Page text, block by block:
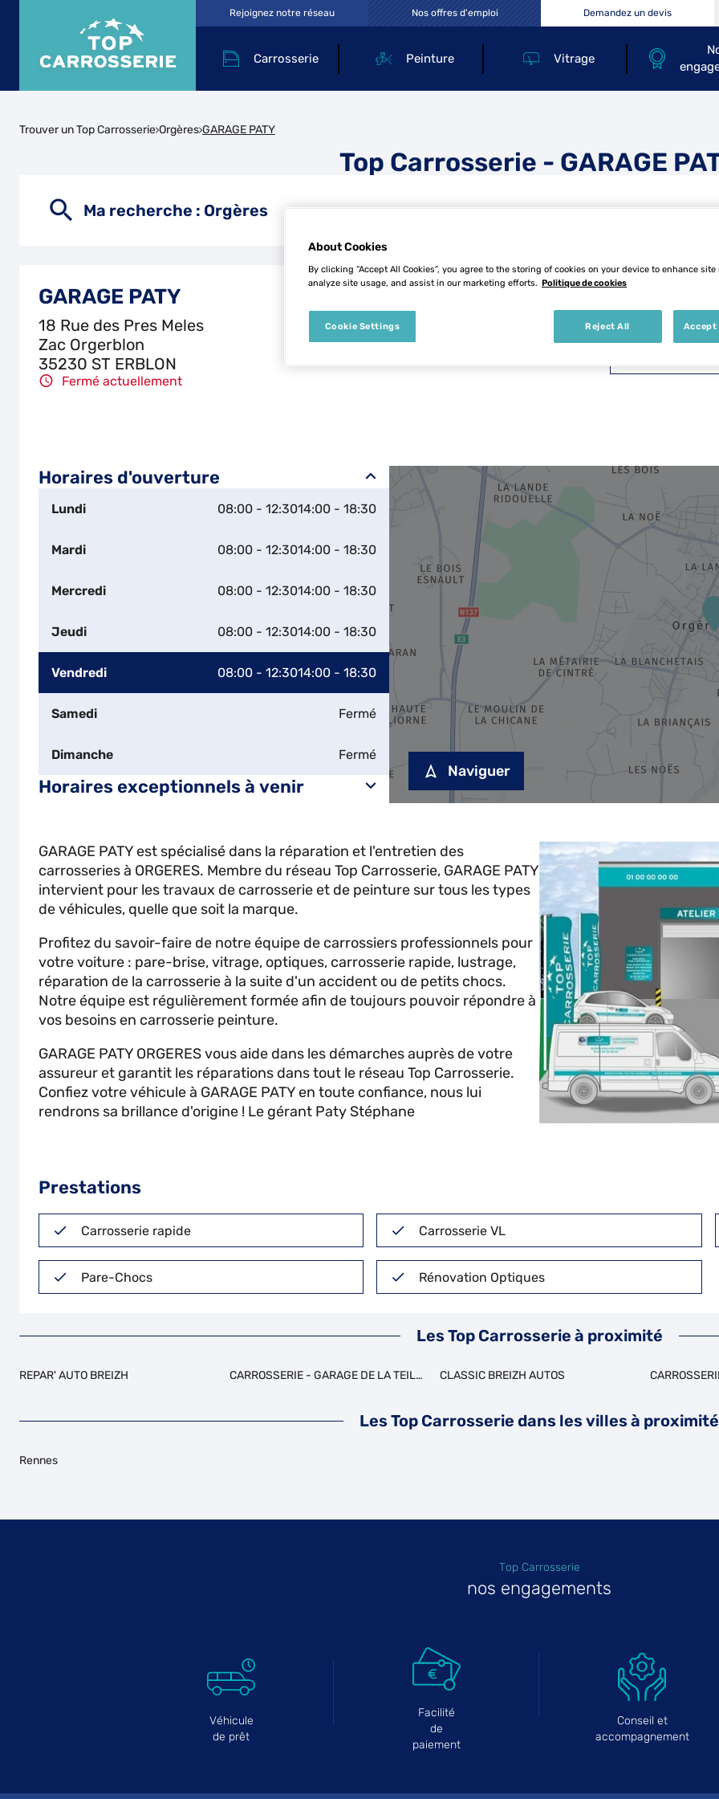
Carrosserie Peinture Vitrage
Rejoignez notre réseau Nos offres d'emploi Demandez un devis
Trouver un Top Carrosserie Orgères GARAGE PATY
Top Carrosserie - GARAGE
Ma recherche : Orgères
GARAGE PATY
18 Rue des Pres Meles
Zac Orgerblon
35230 ST ERBLON
Fermé actuellement
Horaires d'ouverture
Lundi 08:00 - 12:3014:00 - 18:30
Mardi 08:00 - 12:3014:00 - 18:30
Mercredi 08:00 - 12:3014:00 - 18:30
Jeudi 08:00 - 12:3014:00 - 18:30
Vendredi 08:00 - 12:3014:00 - 18:30
Samedi Fermé
Dimanche Fermé
Horaires exceptionnels à venir
Naviguer
GARAGE PATY est spécialisé dans la réparation et l'entretien des
carrosseries à ORGERES. Membre du réseau Top Carrosserie, GARAGE PATY
intervient pour les travaux de carrosserie et de peinture sur tous les types
de véhicules, quelle que soit la marque.
Profitez du savoir-faire de notre équipe de carrossiers professionnels pour
votre voiture : pare-brise, vitrage, optiques, carrosserie rapide, lustrage,
réparation de la carrosserie à la suite d'un accident ou de petits chocs.
Notre équipe est régulièrement formée afin de toujours pouvoir répondre à
vos besoins en carrosserie peinture.
GARAGE PATY ORGERES vous aide dans les démarches auprès de votre
assureur et garantit les réparations dans tout le réseau Top Carrosserie.
Confiez votre véhicule à GARAGE PATY en toute confiance, nous lui
rendrons sa brillance d'origine ! Le gérant Paty Stéphane
Prestations
Carrosserie rapide Carrosserie VL
Pare-Chocs Rénovation Optiques
Les Top Carrosserie à proximité
REPAR' AUTO BREIZH CARROSSERIE - GARAGE DE LA TEILLAIS CLASSIC BREIZH AUTOS
Les Top Carrosserie dans les villes à proximité
Rennes
Top Carrosserie
nos engagements
Véhicule
de prêt
Facilité
de
paiement
Conseil et
accompagnement
About Cookies
By clicking “Accept All Cookies”, you agree to the storing of cookies on your device to enhance
analyze site usage, and assist in our marketing efforts. Politique de cookies
Reject All Accept
Cookie Settings